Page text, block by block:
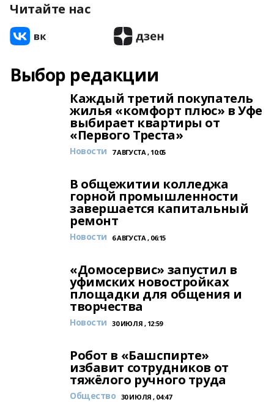
Читайте нас
Выбор редакции
Каждый третий покупатель
жилья «комфорт плюс» в Уфе
выбирает квартиры от
«Первого Треста»
Новости 7 АВГУСТА , 10:05
В общежитии колледжа
горной промышленности
завершается капитальный
ремонт
Новости 6 АВГУСТА , 06:15
«Домосервис» запустил в
уфимских новостройках
площадки для общения и
творчества
Новости 30 ИЮЛЯ , 12:59
Робот в «Башспирте»
избавит сотрудников от
тяжёлого ручного труда
Общество 30 ИЮЛЯ , 04:47